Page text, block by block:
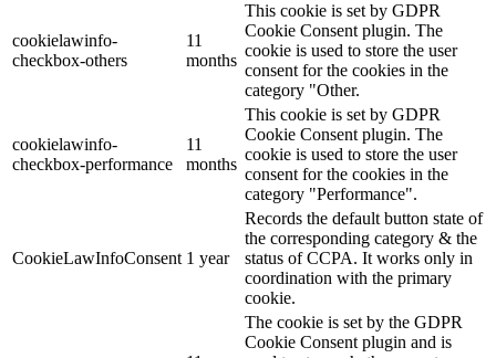
cookielawinfo-
checkbox-others
11
months
This cookie is set by GDPR
Cookie Consent plugin. The
cookie is used to store the user
consent for the cookies in the
category "Other.
cookielawinfo-
checkbox-performance
11
months
This cookie is set by GDPR
Cookie Consent plugin. The
cookie is used to store the user
consent for the cookies in the
category "Performance".
CookieLawInfoConsent 1 year
Records the default button state of
the corresponding category & the
status of CCPA. It works only in
coordination with the primary
cookie.
The cookie is set by the GDPR
Cookie Consent plugin and is